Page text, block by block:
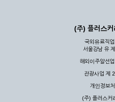
공할 수 있도록 최선의 노력을 다
게 누설, 배포하여서는 안됩니다
기관 등의 합법적인 요구가 있는
③ 회사는 이용자로부터 제기되
인정할 경우에는 즉시 처리하여
우 그 처리를 위해 노력해야 합니
제7조 (회원의 의무)
(주) 플러스
국외유료직
서울강남 유
해외이주알선
관광사업 제
개인정보
(주) 플러스커